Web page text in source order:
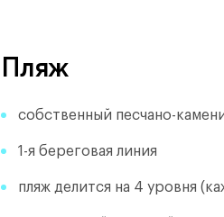
Пляж
собственный песчано-
1-я береговая линия
пляж делится на 4 уровня